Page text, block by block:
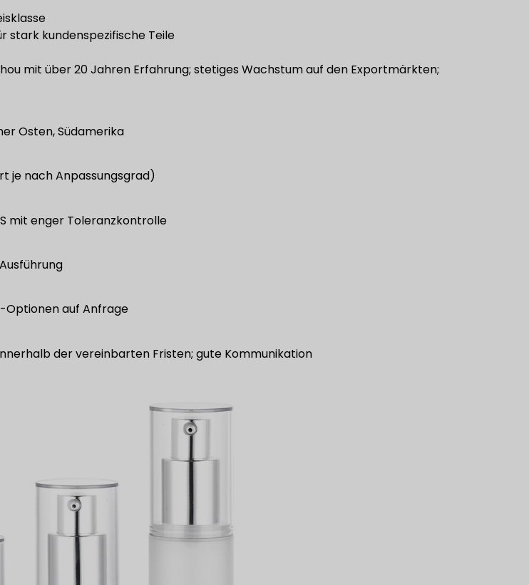
stark kundenspezifische Teile
mit über 20 Jahren Erfahrung; stetiges Wachstum auf den Exportmärkten;
Osten, Südamerika
je nach Anpassungsgrad)
mit enger Toleranzkontrolle
Optionen auf Anfrage
der vereinbarten Fristen; gute Kommunikation